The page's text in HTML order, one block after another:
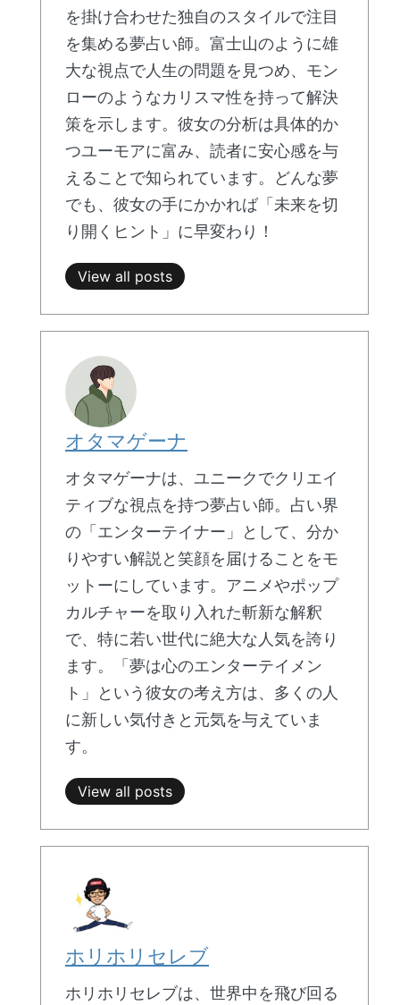
を掛け合わせた独自のスタイルで注目
を集める夢占い師。富士山のように雄
大な視点で人生の問題を見つめ、モン
ローのようなカリスマ性を持って解決
策を示します。彼女の分析は具体的か
つユーモアに富み、読者に安心感を与
えることで知られています。どんな夢
でも、彼女の手にかかれば「未来を切
り開くヒント」に早変わり！
View all posts
オタマゲーナ
オタマゲーナは、ユニークでクリエイ
ティブな視点を持つ夢占い師。占い界
の「エンターテイナー」として、分か
りやすい解説と笑顔を届けることをモ
ットーにしています。アニメやポップ
カルチャーを取り入れた斬新な解釈
で、特に若い世代に絶大な人気を誇り
ます。「夢は心のエンターテイメン
ト」という彼女の考え方は、多くの人
に新しい気付きと元気を与えていま
す。
View all posts
ホリホリセレブ
ホリホリセレブは、世界中を飛び回る